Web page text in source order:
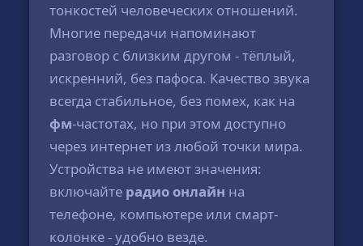
тонкостей человеческих отношений.
Многие передачи напоминают
разговор с близким другом - тёплый,
искренний, без пафоса. Качество звука
всегда стабильное, без помех, как на
фм-частотах, но при этом доступно
через интернет из любой точки мира.
Устройства не имеют значения:
включайте радио онлайн на
телефоне, компьютере или смарт-
колонке - удобно везде.